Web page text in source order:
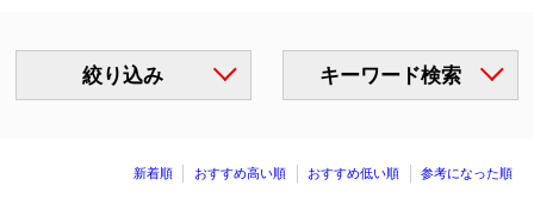
絞り込み キーワード検索
新着順 おすすめ高い順 おすすめ低い順 参考になった順